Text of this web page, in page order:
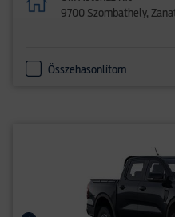
9700 Szombathely,
Összehasonlítom